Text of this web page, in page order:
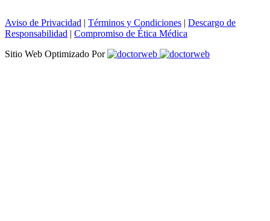
Aviso de Privacidad | Términos y Condiciones | Descargo de
Responsabilidad | Compromiso de Ética Médica
Sitio Web Optimizado Por